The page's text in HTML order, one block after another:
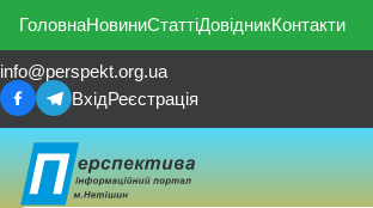
ГоловнаНовиниСтаттіДовідникКонтакти
info@perspekt.org.ua
ВхідРеєстрація